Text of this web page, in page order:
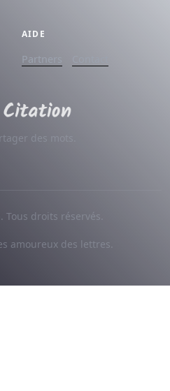
AIDE
Partners
des mots.
droits réservés.
amoureux des lettres.